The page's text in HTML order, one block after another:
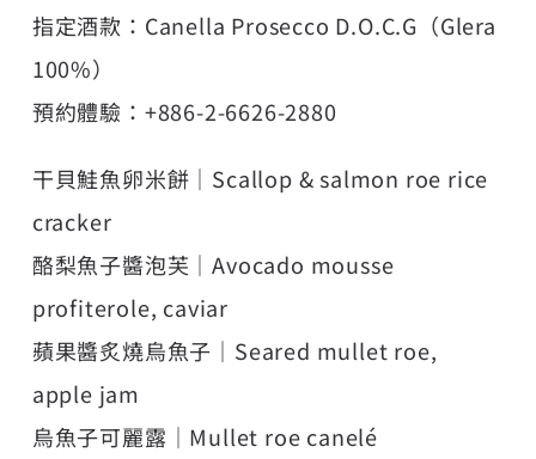
指定酒款：Canella Prosecco D.O.C.G（Glera
100%）
預約體驗：+886-2-6626-2880
干貝鮭魚卵米餅｜Scallop & salmon roe rice
cracker
酪梨魚子醬泡芙｜Avocado mousse
profiterole, caviar
蘋果醬炙燒烏魚子｜Seared mullet roe,
apple jam
烏魚子可麗露｜Mullet roe canelé